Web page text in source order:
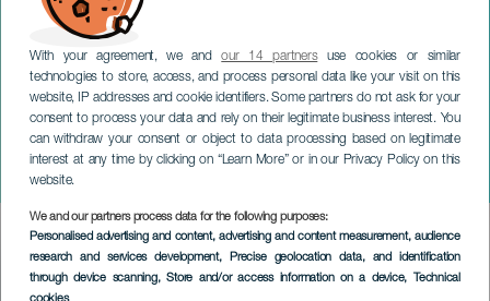
With your agreement, we andour 14 partnersuse cookies or similar
technologies to store, access, and process personal data like your visit on this
website, IP addresses and cookie identifiers. Some partners do not ask for your
consent to process your data and rely on their legitimate business interest. You
can withdraw your consent or object to data processing based on legitimate
interest at any time by clicking on “Learn More” or in our Privacy Policy on this
website.
We and our partners process data for the following purposes:
Personalised advertising and content, advertising and content measurement, audience
research and services development, Precise geolocation data, and identification
through device scanning, Store and/or access information on a device, Technical
Rallysprint La Candelaria
LANZAROTE
Imagen
Listado